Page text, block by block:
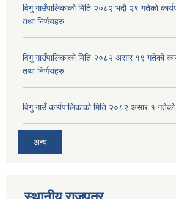
विगु गाउँपालिकाको मिति २०८२ भदौ २९ गतेको
तथा निर्णयहरु
विगु गाउँपालिकाको मिति २०८२ असार १९ गतेको
तथा निर्णयहरु
विगु गाउँ कार्यपालिकाको मिति २०८२ असार १
अन्य